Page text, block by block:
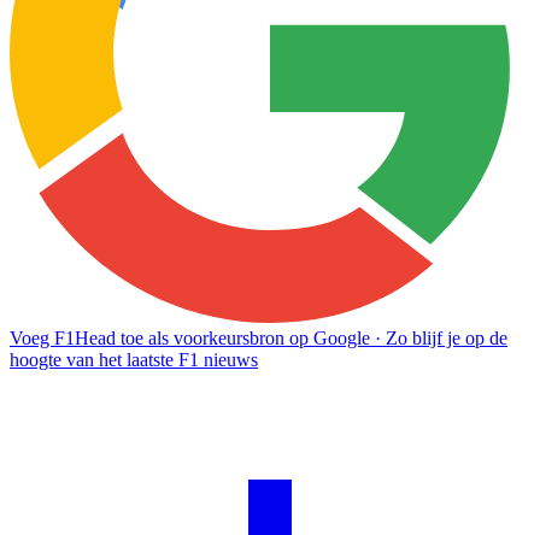
Voeg F1Head toe als voorkeursbron op Google · Zo blijf je op de
hoogte van het laatste F1 nieuws